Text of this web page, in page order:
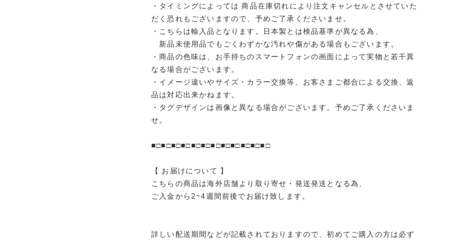
・タイミングによっては 商品在庫切れにより注文キャンセルとさせていた
だく恐れもございますので、予めご了承くださいませ。
・こちらは輸入品となります。日本製とは検品基準が異なる為、
新品未使用品でもごくわずかな汚れや傷がある場合もございます。
・商品の色味は、お手持ちのスマートフォンの画面によって実物と若干異
なる場合がございます。
・イメージ違いやサイズ・カラー交換等、お客さまご都合による交換、返
品は対応出来かねます。
・タグデザインは画像と異なる場合がございます。予めご了承くださいま
せ。
■□■□■□■□■□■□■□■□■□■□■□■□
【 お届けについて 】
こちらの商品は海外店舗より取り寄せ・発送発送となる為、
ご入金から2~4週間前後でお届け致します。
詳しい配送期間などが記載されておりますので、初めてご購入の方は必ず